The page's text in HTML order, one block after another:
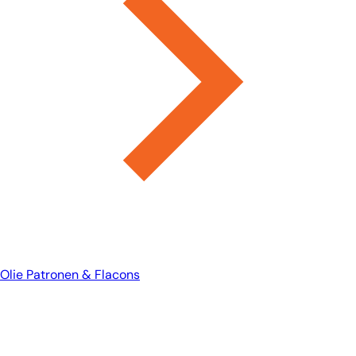
Olie Patronen & Flacons